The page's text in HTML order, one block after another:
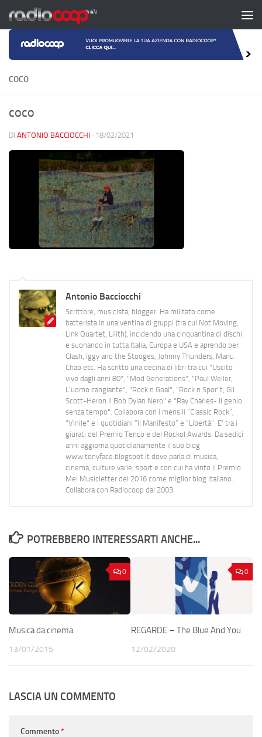
Salta al contenuto
COCO
coco
DI ANTONIO BACCIOCCHI · 18/02/2021
Antonio Bacciocchi
Scrittore, musicista, blogger. Ha militato come
batterista in una ventina di gruppi (tra cui Not Moving,
Link Quartet, Lilith), incidendo una cinquantina di dischi
e suonando in tutta Italia, Europa e USA e aprendo per
Clash, Iggy and the Stooges, Johnny Thunders, Manu
Chao etc. Ha scritto una decina di libri tra cui "Uscito
vivo dagli anni 80", "Mod Generations", "Paul Weller,
L’uomo cangiante", "Rock n Goal", "Rock n Spor"t, Gil
Scott-Heron Il Bob Dylan Nero" e "Ray Charles- Il genio
senza tempo". Collabora con i mensili “Classic Rock”,
"Vinile" e i quotidiani “Il Manifesto” e “Libertà”. E' tra i
giurati del Premio Tenco e del Rockol Awards. Da sedici
anni aggiorna quotidianamente il suo blog
www.tonyface.blogspot.it dove parla di musica,
cinema, culture varie, sport e con cui ha vinto il Premio
Mei Musicletter del 2016 come miglior blog italiano.
Collabora con Radiocoop dal 2003.
POTREBBERO INTERESSARTI ANCHE...
0
Musica da cinema
13/01/2015
0
REGARDE – The Blue And You
12/02/2020
LASCIA UN COMMENTO
Commento*